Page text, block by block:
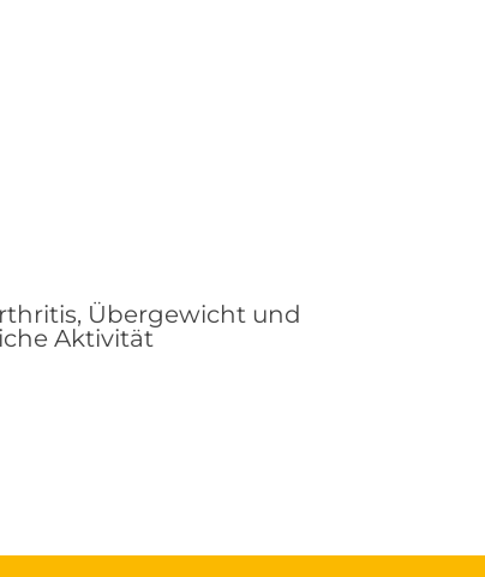
Übergewicht und
Aktivität